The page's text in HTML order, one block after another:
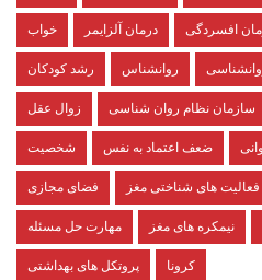
خواب درمان آلزایمر افسردگی
رشد کودکان روانشناس
زوال عقل سازمان نظام روان شناسی
شخصیت ضعف اعتماد به نفس
فضای مجازی فعالیت های شناختی مغز
مهارت حل مسئله نیمکره های مغز
پروتکل های بهداشتی کرونا